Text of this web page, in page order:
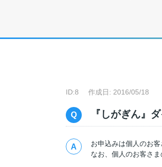
ID:8 作成日: 2016/05/18
『しがぎん』
お申込みは個人のお客
なお、個人のお客さ